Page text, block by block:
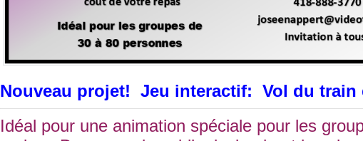
Nouveau projet! Jeu interactif: Vol du train
Idéal pour une animation spéciale pour les